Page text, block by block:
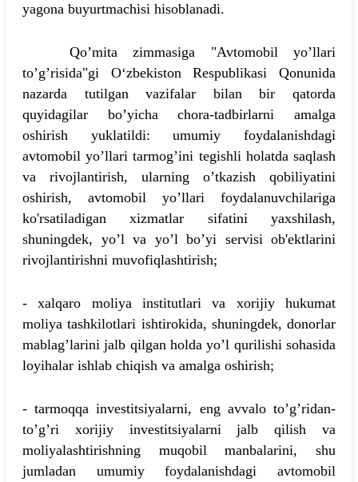
yagona buyurtmachisi hisoblanadi.
Qo’mita zimmasiga "Avtomobil yo’llari
to’g’risida"gi Oʻzbekiston Respublikasi Qonunida
nazarda tutilgan vazifalar bilan bir qatorda
quyidagilar bo’yicha chora-tadbirlarni amalga
oshirish yuklatildi: umumiy foydalanishdagi
avtomobil yo’llari tarmog’ini tegishli holatda saqlash
va rivojlantirish, ularning o’tkazish qobiliyatini
oshirish, avtomobil yo’llari foydalanuvchilariga
ko'rsatiladigan xizmatlar sifatini yaxshilash,
shuningdek, yo’l va yo’l bo’yi servisi ob'ektlarini
rivojlantirishni muvofiqlashtirish;
- xalqaro moliya institutlari va xorijiy hukumat
moliya tashkilotlari ishtirokida, shuningdek, donorlar
mablag’larini jalb qilgan holda yo’l qurilishi sohasida
loyihalar ishlab chiqish va amalga oshirish;
- tarmoqqa investitsiyalarni, eng avvalo to’g’ridan-
to’g’ri xorijiy investitsiyalarni jalb qilish va
moliyalashtirishning muqobil manbalarini, shu
jumladan umumiy foydalanishdagi avtomobil